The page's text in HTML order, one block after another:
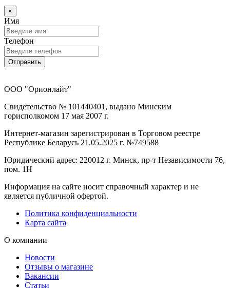
×
Имя
Телефон
Отправить
ООО "Орионлайт"
Свидетельство № 101440401, выдано Минским
горисполкомом 17 мая 2007 г.
Интернет-магазин зарегистрирован в Торговом реестре
Республике Беларусь 21.05.2025 г. №749588
Юридический адрес: 220012 г. Минск, пр-т Независимости 76,
пом. 1Н
Информация на сайте носит справочный характер и не
является публичной офертой.
Политика конфиденциальности
Карта сайта
О компании
Новости
Отзывы о магазине
Вакансии
Статьи